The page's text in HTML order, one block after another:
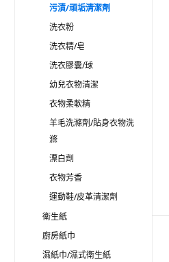
污漬/頑垢清潔劑
洗衣粉
洗衣精/皂
洗衣膠囊/球
幼兒衣物清潔
衣物柔軟精
羊毛洗滌劑/貼身衣物洗
滌
漂白劑
衣物芳香
運動鞋/皮革清潔劑
衛生紙
廚房紙巾
濕紙巾/濕式衛生紙